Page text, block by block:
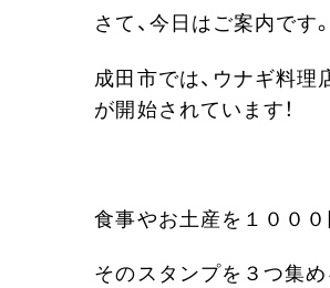
さて、今日はご案内です。
成田市では、ウナギ料理
が開始されています！
食事やお土産を１０００
そのスタンプを３つ集